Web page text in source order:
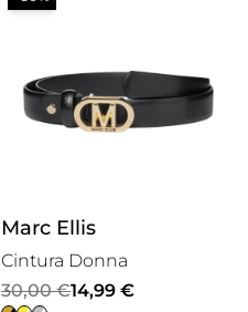
era:
è:
Marc Ellis
Cintura Donna
30,00€
Il
14,99 €
Il